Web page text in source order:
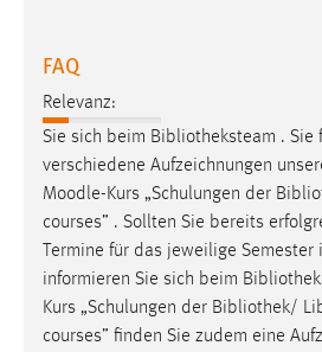
FAQ
Relevanz:
Sie sich beim Bibliotheksteam . Sie
verschiedene Aufzeichnungen
Moodle-Kurs „Schulungen der
courses” . Sollten Sie bereits
Termine für das jeweilige
informieren Sie sich beim
Kurs „Schulungen der Bibliothek/
courses” finden Sie zudem eine